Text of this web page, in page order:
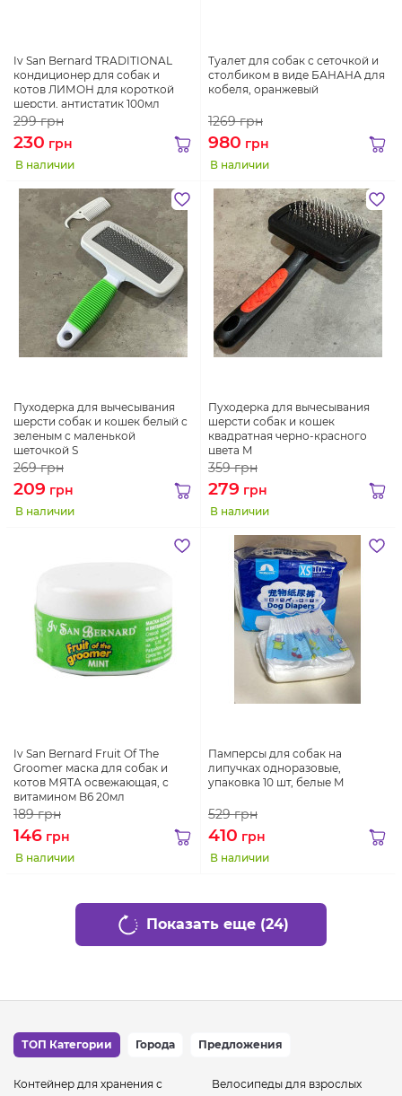
Iv San Bernard TRADITIONAL
кондиционер для собак и
котов ЛИМОН для короткой
шерсти, антистатик 100мл
299грн
230 грн
В наличии
Туалет для собак с сеточкой и
столбиком в виде БАНАНА для
кобеля, оранжевый
1269грн
980 грн
В наличии
Пуходерка для вычесывания
шерсти собак и кошек белый с
зеленым с маленькой
щеточкой S
269грн
209 грн
В наличии
Пуходерка для вычесывания
шерсти собак и кошек
квадратная черно-красного
цвета M
359грн
279 грн
В наличии
Iv San Bernard Fruit Of The
Groomer маска для собак и
котов МЯТА освежающая, с
витамином B6 20мл
189грн
146 грн
В наличии
Памперсы для собак на
липучках одноразовые,
упаковка 10 шт, белые M
529грн
410 грн
В наличии
Показать еще (24)
ТОП Категории Города Предложения
Контейнер для хранения с
Велосипеды для взрослых